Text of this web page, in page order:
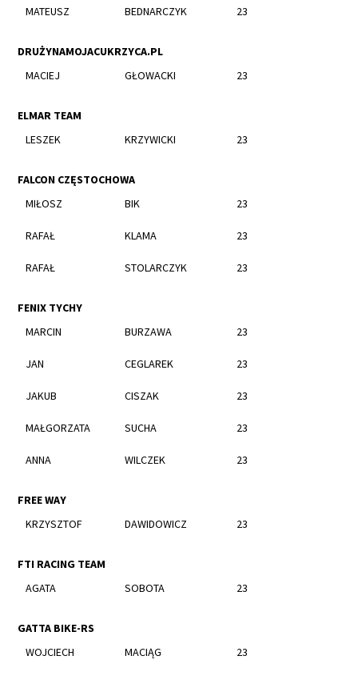
MATEUSZ
BEDNARCZYK 23
DRUŻYNAMOJACUKRZYCA.PL
MACIEJ
GŁOWACKI 23
ELMAR TEAM
LESZEK
KRZYWICKI 23
FALCON CZĘSTOCHOWA
MIŁOSZ
BIK 23
RAFAŁ KLAMA 23
RAFAŁ STOLARCZYK 23
FENIX TYCHY
MARCIN
BURZAWA 23
JAN CEGLAREK 23
JAKUB CISZAK 23
MAŁGORZATA SUCHA 23
ANNA WILCZEK 23
FREE WAY
KRZYSZTOF
DAWIDOWICZ 23
FTI RACING TEAM
AGATA
SOBOTA 23
GATTA BIKE-RS
WOJCIECH
MACIĄG 23